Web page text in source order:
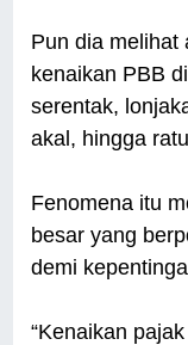
Pun dia melihat
kenaikan PBB
serentak,
akal, hingga
Fenomena itu
besar yang
demi
“Kenaikan